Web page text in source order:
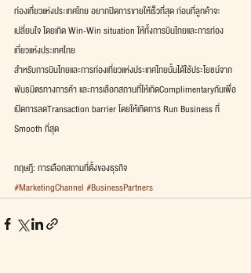
ท่องเที่ยวแห่งประเทศไทย อยากปิดการขายให้เร็วที่สุด ก่อนที่ลูกค้าจะ
เปลี่ยนใจ โดยเกิด Win-Win situation ให้ทั้งการบินไทยและการท่อง
เที่ยวแห่งประเทศไทย
สำหรับการบินไทยและการท่องเที่ยวแห่งประเทศไทยนั้นได้ใช้ประโยชน์จาก
พันธมิตรทางการค้า และการเลือกสถานที่ให้เกิดComplimentaryกันเพื่อ
เปิดการลดTransaction barrier โดยให้เกิดการ Run Business ที่
Smooth ที่สุด
ทฤษฎี: การเลือกสถานที่ตั้งของธุรกิจ
#MarketingChannel #BusinessPartners